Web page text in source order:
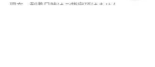
現在、到着日時はご指定頂けません。